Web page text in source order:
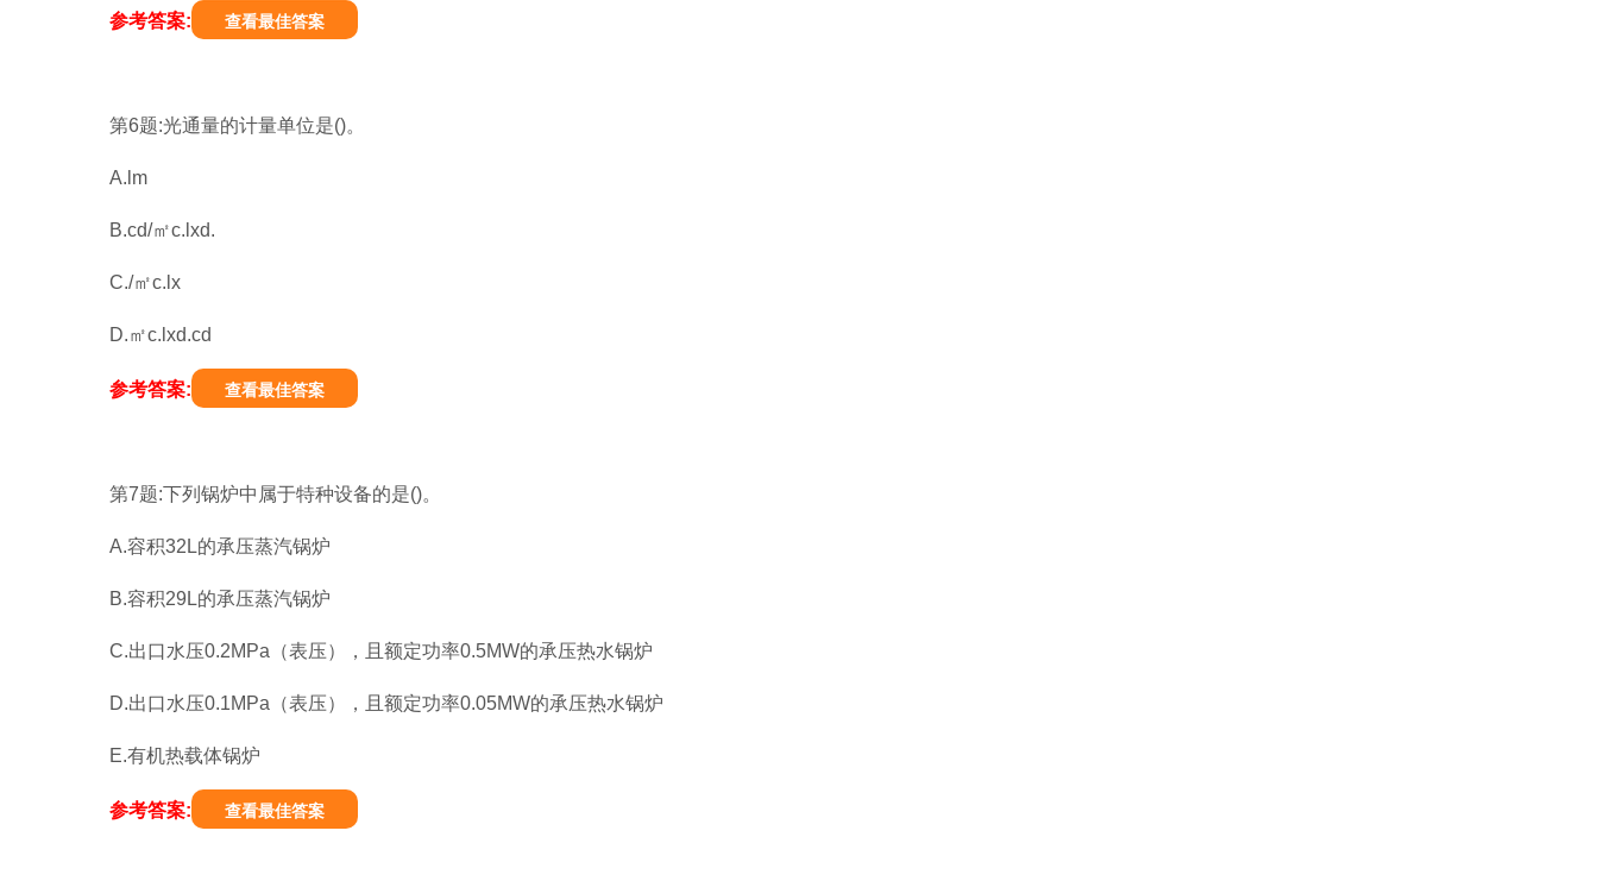
参考答案: 查看最佳答案
第6题:光通量的计量单位是()。
A.lm
B.cd/㎡c.lxd.
C./㎡c.lx
D.㎡c.lxd.cd
参考答案: 查看最佳答案
第7题:下列锅炉中属于特种设备的是()。
A.容积32L的承压蒸汽锅炉
B.容积29L的承压蒸汽锅炉
C.出口水压0.2MPa（表压），且额定功率0.5MW的承压热水锅炉
D.出口水压0.1MPa（表压），且额定功率0.05MW的承压热水锅炉
E.有机热载体锅炉
参考答案: 查看最佳答案